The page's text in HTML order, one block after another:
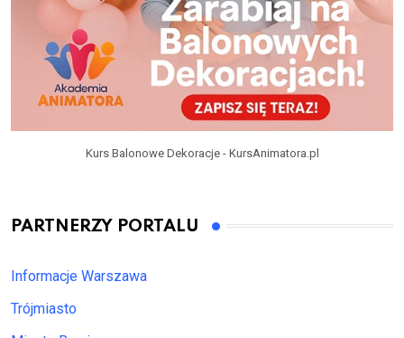
Kurs Balonowe Dekoracje - KursAnimatora.pl
PARTNERZY PORTALU
Informacje Warszawa
Trójmiasto